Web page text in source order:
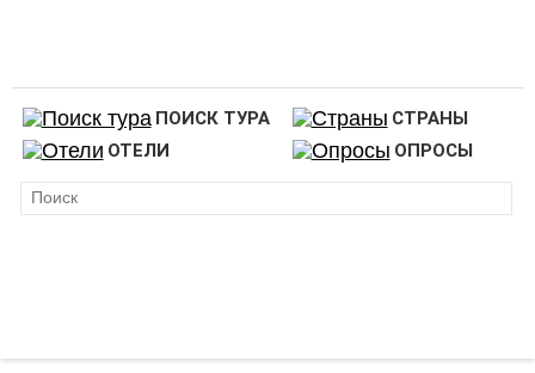
ПОИСК ТУРА
СТРАНЫ
ОТЕЛИ
ОПРОСЫ